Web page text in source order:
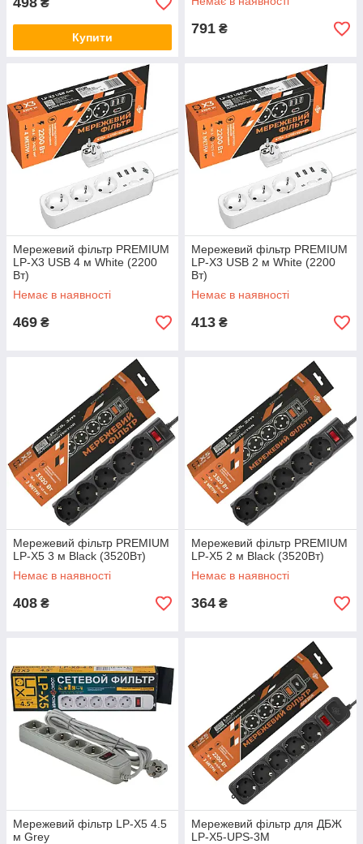
₴
Купити
791 ₴
Мережевий фільтр PREMIUM
LP-X3 USB 4 м White (2200
Вт)
Немає в наявності
469 ₴
Мережевий фільтр PREMIUM
LP-X3 USB 2 м White (2200
Вт)
Немає в наявності
413 ₴
Мережевий фільтр PREMIUM
LP-X5 3 м Black (3520Вт)
Немає в наявності
408 ₴
Мережевий фільтр PREMIUM
LP-X5 2 м Black (3520Вт)
Немає в наявності
364 ₴
Мережевий фільтр LP-X5 4.5
м Grey
Мережевий фільтр для ДБЖ
LP-X5-UPS-3M